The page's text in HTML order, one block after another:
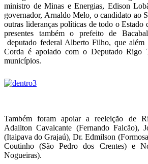
ministro de Minas e Energias, Edison
governador, Arnaldo Melo, o candidato ao
outras lideranças políticas de todo o Estado
presentes também o prefeito de
deputado federal Alberto Filho, que
Corda é apoiado com o Deputado Rigo
municípios.
Também foram apoiar a reeleição de
Adailton Cavalcante (Fernando Falcão),
(Itaipava do Grajaú), Dr. Edmilson
Coutinho (São Pedro dos Crentes) e
Nogueiras).